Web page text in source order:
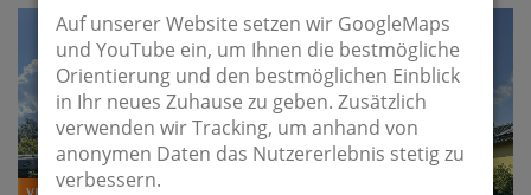
Auf unserer Website setzen wir GoogleMaps
und YouTube ein, um Ihnen die bestmögliche
Orientierung und den bestmöglichen Einblick
in Ihr neues Zuhause zu geben. Zusätzlich
verwenden wir Tracking, um anhand von
anonymen Daten das Nutzererlebnis stetig zu
verbessern.